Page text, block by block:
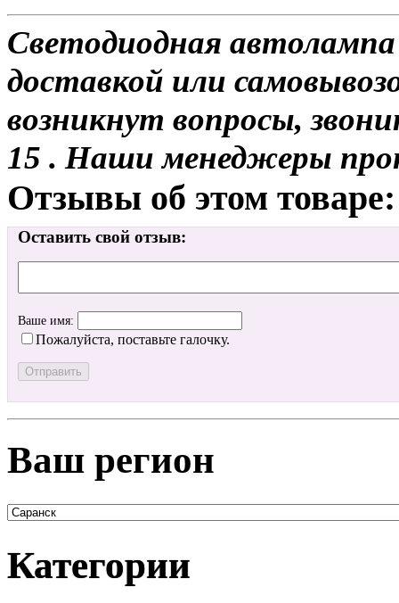
Светодиодная
доставкой или
возникнут вопросы,
15 . Наши менеджеры
Отзывы об этом товаре:
Оставить свой отзыв:
Ваше имя:
Пожалуйста, поставьте галочку.
Ваш регион
Категории